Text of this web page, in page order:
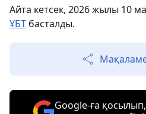
Айта кетсек, 2026 жылы 10
ҰБТ басталды.
Google-ға қосылып,